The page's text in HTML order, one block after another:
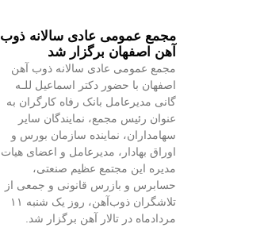
مجمع عمومی عادی سالانه ذوب
آهن اصفهان برگزار شد
مجمع عمومی عادی سالانه ذوب آهن
اصفهان با حضور دکتر اسماعیل للـه
گانی مدیرعامل بانک رفاه کارگران به
عنوان رئیس مجمع، نمایندگان سایر
سهامداران، نماینده سازمان بورس و
اوراق بهادار، مدیرعامل و اعضای هیات
مدیره این مجتمع عظیم صنعتی،
حسابرس و بازرس قانونی و جمعی از
تلاشگران ذوب‌آهن، روز یک شنبه ۱۱
مردادماه در تالار آهن برگزار شد.